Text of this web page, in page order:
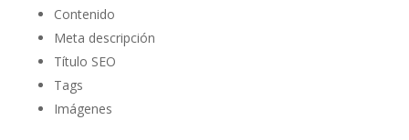
Contenido
Meta descripción
Título SEO
Tags
Imágenes